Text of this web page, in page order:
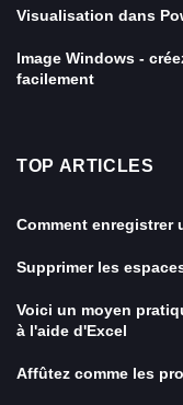
Visualisation dans
Image Windows -
facilement
TOP ARTICLES
Comment enregistrer
Supprimer les
Voici un moyen
à l'aide d'Excel
Affûtez comme les